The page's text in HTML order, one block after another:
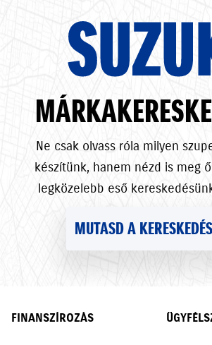
Ne csak olvass róla milyen
készítünk, hanem nézd is meg
legközelebb eső
MUTASD A
FINANSZÍROZÁS